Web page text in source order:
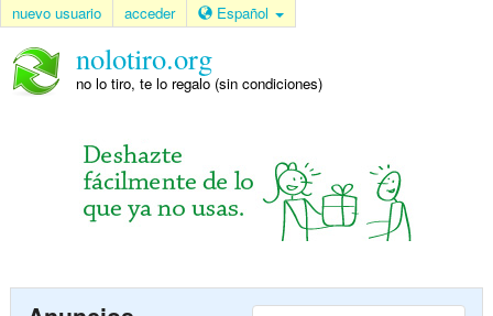
nuevo usuario acceder Español
nolotiro.org
no lo tiro, te lo regalo (sin condiciones)